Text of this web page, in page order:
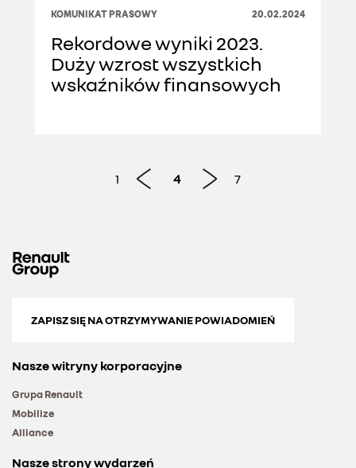
KOMUNIKAT PRASOWY 20.02.2024
Rekordowe wyniki 2023.
Duży wzrost wszystkich
wskaźników finansowych
1 4 7
ZAPISZ SIĘ NA OTRZYMYWANIE POWIADOMIEŃ
Nasze witryny korporacyjne
Grupa Renault
Mobilize
Alliance
Nasze strony wydarzeń